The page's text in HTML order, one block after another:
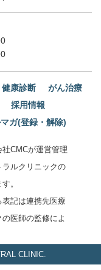
健康診断
がん治療
採用情報
ガ(登録・解除)
CMCが運営管理
ルクリニックの
。
記は連携先医療
医師の監修によ
CLINIC.